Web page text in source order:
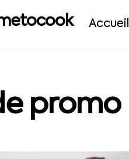
Accueil
promo